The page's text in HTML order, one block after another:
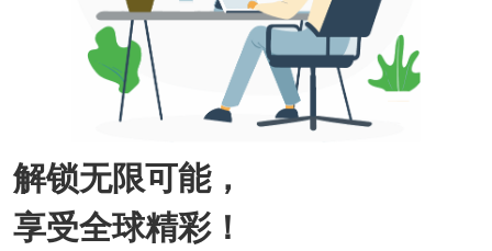
解锁无限可能，
享受全球精彩！